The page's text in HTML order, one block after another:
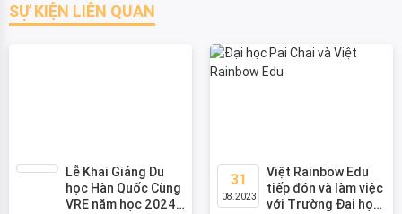
SỰ KIỆN LIÊN QUAN
Lễ Khai Giảng Du
học Hàn Quốc Cùng
VRE năm học 2024
31
08.2023
Việt Rainbow Edu
tiếp đón và làm việc
với Trường Đại học